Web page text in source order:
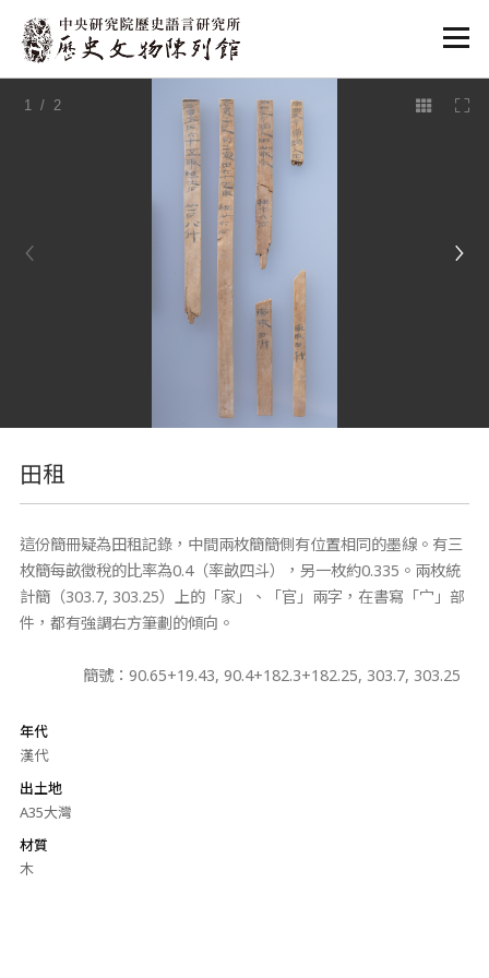
:::
1 / 2
田租
這份簡冊疑為田租記錄，中間兩枚簡簡側有位置相同的墨線。有三
枚簡每畝徵稅的比率為0.4（率畝四斗），另一枚約0.335。兩枚統
計簡（303.7, 303.25）上的「家」、「官」兩字，在書寫「宀」部
件，都有強調右方筆劃的傾向。
簡號：90.65+19.43, 90.4+182.3+182.25, 303.7, 303.25
年代
漢代
出土地
A35大灣
材質
木